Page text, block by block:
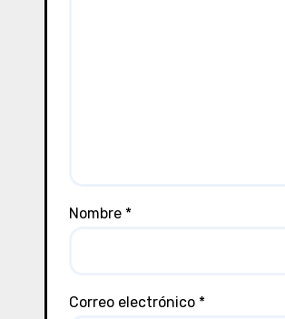
Nombre *
Correo electrónico *